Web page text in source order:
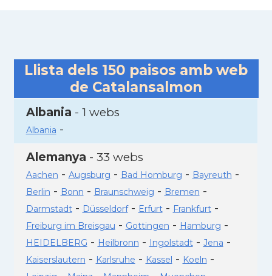
Llista dels 150 paisos amb web
de Catalansalmon
Albania - 1 webs
Albania -
Alemanya - 33 webs
Aachen - Augsburg - Bad Homburg - Bayreuth -
Berlin - Bonn - Braunschweig - Bremen -
Darmstadt- Düsseldorf- Erfurt- Frankfurt-
Freiburg im Breisgau - Gottingen - Hamburg -
HEIDELBERG - Heilbronn - Ingolstadt- Jena -
Kaiserslautern - Karlsruhe - Kassel - Koeln -